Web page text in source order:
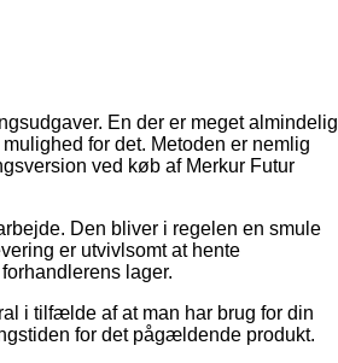
En der er meget almindelig
for det. Metoden er nemlig
ved køb af Merkur Futur
Den bliver i regelen en smule
er utvivlsomt at hente
lager.
i tilfælde af at man har brug for din
for det pågældende produkt.